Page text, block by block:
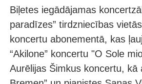
Biļetes iegādājamas
paradīzes” tirdzniecības
koncertu abonementā, kas
“Akilone” koncertu "O Sole
Aurēlijas Šimkus koncertu,